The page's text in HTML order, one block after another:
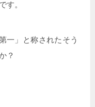
す。
一」と称されたそう
？